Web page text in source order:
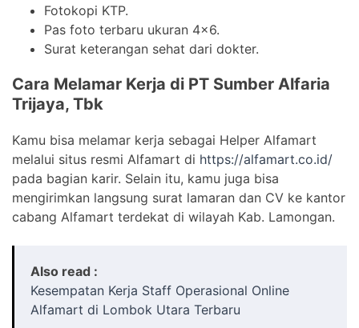
Fotokopi KTP.
Pas foto terbaru ukuran 4×6.
Surat keterangan sehat dari dokter.
Cara Melamar Kerja di PT Sumber Alfaria
Trijaya, Tbk
Kamu bisa melamar kerja sebagai Helper Alfamart
melalui situs resmi Alfamart di https://alfamart.co.id/
pada bagian karir. Selain itu, kamu juga bisa
mengirimkan langsung surat lamaran dan CV ke kantor
cabang Alfamart terdekat di wilayah Kab. Lamongan.
Also read :
Kesempatan Kerja Staff Operasional Online
Alfamart di Lombok Utara Terbaru